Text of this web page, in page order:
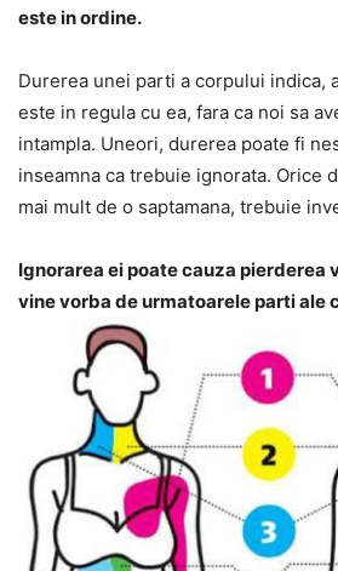
este in ordine.
Durerea unei parti a corpului indica,
este in regula cu ea, fara ca noi sa
intampla. Uneori, durerea poate fi
inseamna ca trebuie ignorata. Orice
mai mult de o saptamana, trebuie
Ignorarea ei poate cauza pierderea
vine vorba de urmatoarele parti ale